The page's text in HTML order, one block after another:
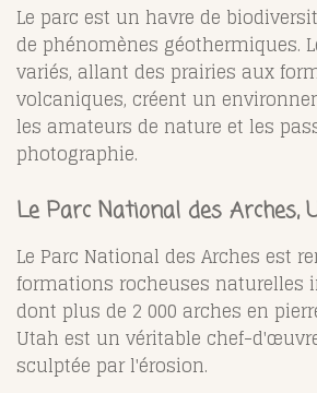
Le parc est un havre de
de phénomènes géothermiques.
variés, allant des prairies aux
volcaniques, créent un
les amateurs de nature et les
photographie.
Le Parc National des Arches,
Le Parc National des Arches est
formations rocheuses naturelles
dont plus de 2 000 arches en
Utah est un véritable chef-
sculptée par l'érosion.